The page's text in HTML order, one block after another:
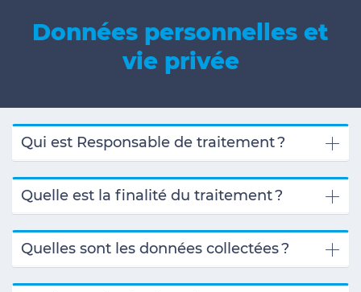
Données personnelles et
vie privée
Qui est Responsable de traitement?
Quelle est la finalité du traitement?
Quelles sont les données collectées?